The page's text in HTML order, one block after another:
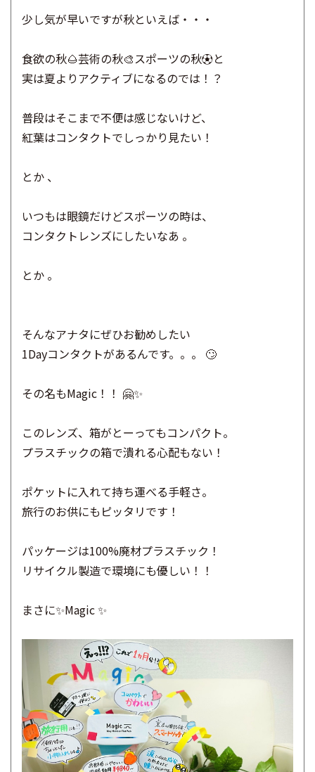
少し気が早いですが秋といえば・・・
食欲の秋🌰芸術の秋🎨スポーツの秋⚽と
実は夏よりアクティブになるのでは！？
普段はそこまで不便は感じないけど、
紅葉はコンタクトでしっかり見たい！
とか 、
いつもは眼鏡だけどスポーツの時は、
コンタクトレンズにしたいなあ 。
とか 。
そんなアナタにぜひお勧めしたい
1Dayコンタクトがあるんです。。。 🙄
その名もMagic！！ 🤗✨
このレンズ、箱がとーってもコンパクト。
プラスチックの箱で潰れる心配もない！
ポケットに入れて持ち運べる手軽さ。
旅行のお供にもピッタリです！
パッケージは100%廃材プラスチック！
リサイクル製造で環境にも優しい！！
まさに✨Magic ✨